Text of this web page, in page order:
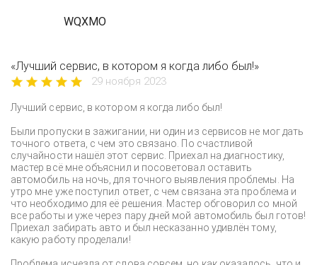
WQXMO
«Лучший сервис, в котором я когда либо был!»
29 ноября 2023
Лучший сервис, в котором я когда либо был!
Были пропуски в зажигании, ни один из сервисов не мог дать
точного ответа, с чем это связано. По счастливой
случайности нашёл этот сервис. Приехал на диагностику,
мастер всё мне объяснил и посоветовал оставить
автомобиль на ночь, для точного выявления проблемы. На
утро мне уже поступил ответ, с чем связана эта проблема и
что необходимо для её решения. Мастер обговорил со мной
все работы и уже через пару дней мой автомобиль был готов!
Приехал забирать авто и был несказанно удивлён тому,
какую работу проделали!